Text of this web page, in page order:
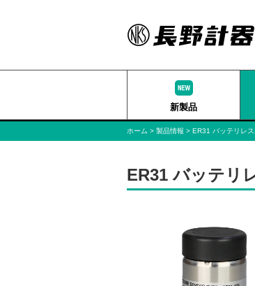
新製品
ホーム 製品情報 ER31 バッテリレ
ER31 バッテリ